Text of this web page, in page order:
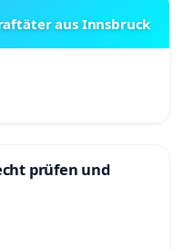
aus Innsbruck
prüfen und